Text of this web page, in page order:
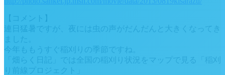
【コメント】
連日猛暑ですが、夜には虫の声がだんだんと大きくなってき
ました。
今年ももうすぐ稲刈りの季節ですね。
「畑らく日記」では全国の稲刈り状況をマップで見る「稲刈
り前線プロジェクト」